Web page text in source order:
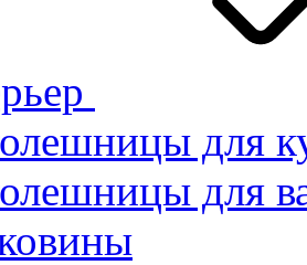
для
для